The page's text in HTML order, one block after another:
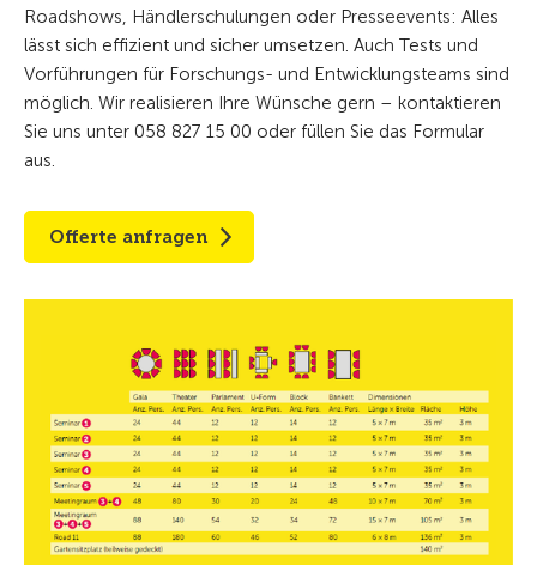
Roadshows, Händlerschulungen oder Presseevents: Alles
lässt sich effizient und sicher umsetzen. Auch Tests und
Vorführungen für Forschungs- und Entwicklungsteams sind
möglich. Wir realisieren Ihre Wünsche gern – kontaktieren
Sie uns unter 058 827 15 00 oder füllen Sie das Formular
aus.
Offerte anfragen